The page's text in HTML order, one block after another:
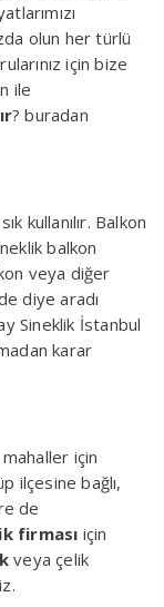
olun her türlü
için bize
ile
? buradan
kullanılır. Balkon
balkon
veya diğer
diye aradı
Sineklik İstanbul
karar
için
ilçesine bağlı,
de
firması için
veya çelik